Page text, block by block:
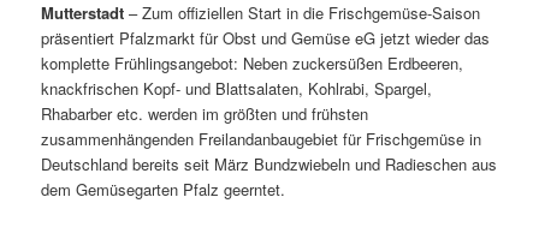
Mutterstadt– Zum offiziellen Start in die Frischgemüse-Saison
präsentiert Pfalzmarkt für Obst und Gemüse eG jetzt wieder das
komplette Frühlingsangebot: Neben zuckersüßen Erdbeeren,
knackfrischen Kopf- und Blattsalaten, Kohlrabi, Spargel,
Rhabarber etc. werden im größten und frühsten
zusammenhängenden Freilandanbaugebiet für Frischgemüse in
Deutschland bereits seit März Bundzwiebeln und Radieschen aus
dem Gemüsegarten Pfalz geerntet.